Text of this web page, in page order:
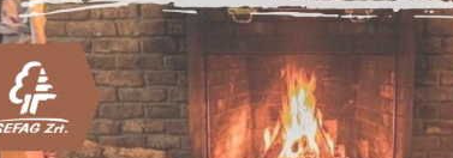
A Pécsi Tudományegyetem által támogatott, csapatok
kategóriában vett részt a SEFAG Zrt. lelkes csapata. A táv dupla
tettük meg, 2,6 km és 13,0 km közötti részszakaszokra osztott
csapatösszetartás jegyében.
A versenyre 2021. október 23-án, szombaton, került sor, a Pécs
Abaliget – Hetvehely – Görgymajor (Mecseki Erdészet útján) –
Szentbalázs – Sántos – Kaposvár (újraindítás és cél a Kossuth téren)